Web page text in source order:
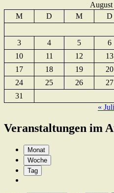
August
M
D M D
3
4 5 6
10
11 12 13
17
18 19 20
24
25 26 27
31
« Juli
Veranstaltungen im
Monat
Woche
Tag